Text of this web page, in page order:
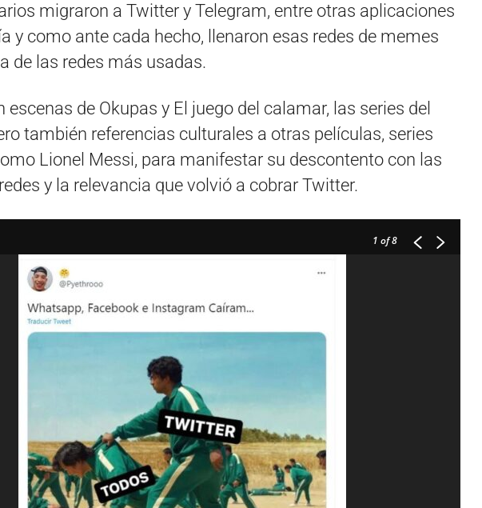
migraron a Twitter y Telegram, entre otras aplicaciones
y como ante cada hecho, llenaron esas redes de memes
de las redes más usadas.
escenas de Okupas y El juego del calamar, las series del
también referencias culturales a otras películas, series
Lionel Messi, para manifestar su descontento con las
y la relevancia que volvió a cobrar Twitter.
1 of 8